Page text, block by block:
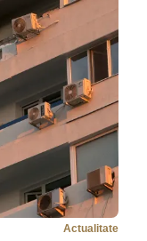
Actualitate